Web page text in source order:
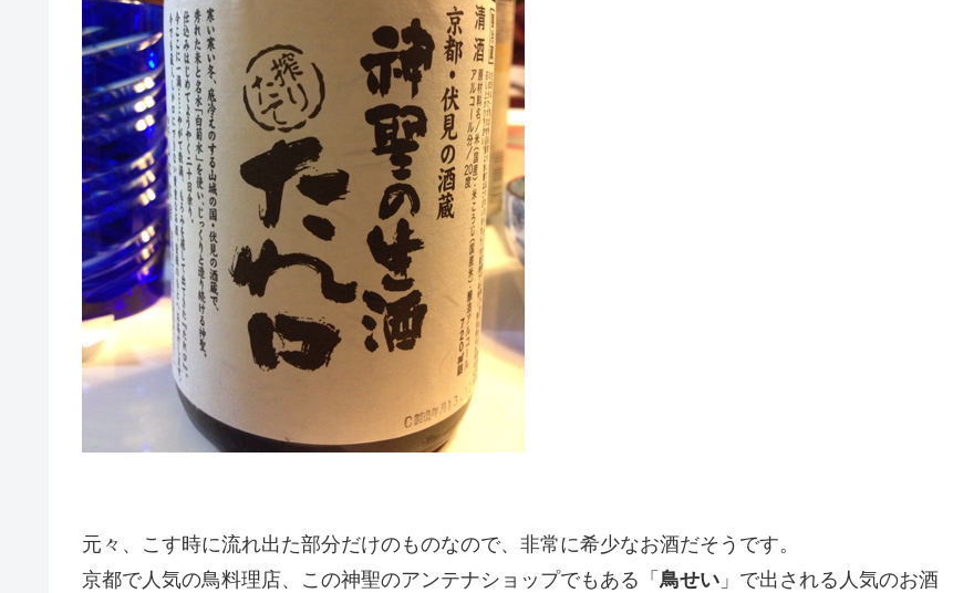
元々、こす時に流れ出た部分だけのものなので、非常に希少なお酒だそうです。
京都で人気の鳥料理店、この神聖のアンテナショップでもある「 鳥せい 」で出される人気のお酒